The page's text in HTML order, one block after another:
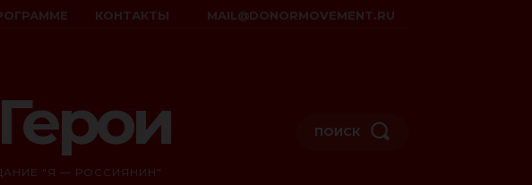
КОНТАКТЫ MAIL@DONORMOVEMENT.RU
"Я — РОССИЯНИН"
ПОИСК